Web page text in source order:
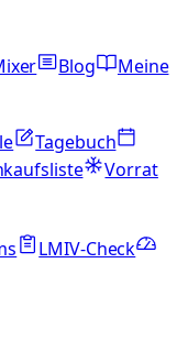
Blog
Meine
Tagebuch
Vorrat
LMIV-Check